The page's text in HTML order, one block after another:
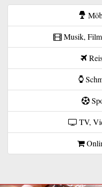
Musik,
TV,